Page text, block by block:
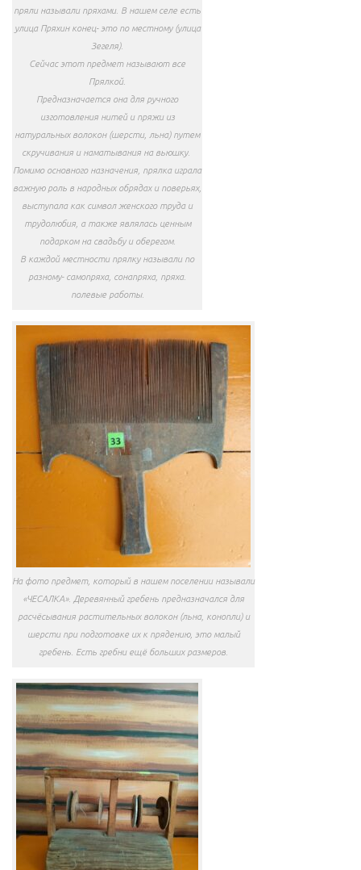
пряли называли пряхами. В нашем селе есть
улица Пряхин конец- это по местному (улица
Зегеля).
Сейчас этот предмет называют все
Прялкой.
️Предназначается она для ручного
изготовления нитей и пряжи из
натуральных волокон (шерсти, льна) путем
скручивания и наматывания на вьюшку.
Помимо основного назначения, прялка играла
важную роль в народных обрядах и поверьях,
выступала как символ женского труда и
трудолюбия, а также являлась ценным
подарком на свадьбу и оберегом.
В каждой местности прялку называли по
разному- самопряха, сонапряха, пряха.
полевые работы.
На фото предмет, который в нашем поселении называли
«ЧЕСАЛКА». Деревянный гребень предназначался для
расчёсывания растительных волокон (льна, конопли) и
шерсти при подготовке их к прядению, это малый
гребень. Есть гребни ещё больших размеров.